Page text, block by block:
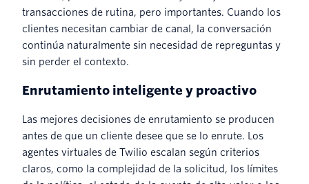
transacciones de rutina, pero importantes. Cuando los
clientes necesitan cambiar de canal, la conversación
continúa naturalmente sin necesidad de repreguntas y
sin perder el contexto.
Enrutamiento inteligente y proactivo
Las mejores decisiones de enrutamiento se producen
antes de que un cliente desee que se lo enrute. Los
agentes virtuales de Twilio escalan según criterios
claros, como la complejidad de la solicitud, los límites